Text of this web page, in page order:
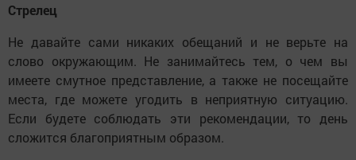
Стрелец
Не давайте сами никаких обещаний и не верьте на
слово окружающим. Не занимайтесь тем, о чем вы
имеете смутное представление, а также не посещайте
места, где можете угодить в неприятную ситуацию.
Если будете соблюдать эти рекомендации, то день
сложится благоприятным образом.